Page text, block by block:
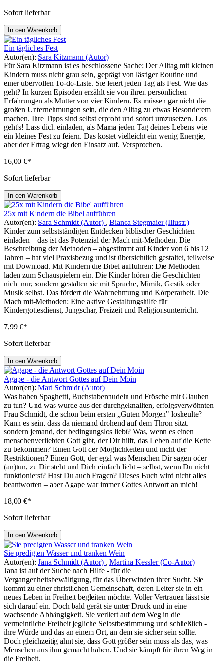
Sofort lieferbar
In den Warenkorb
Ein tägliches Fest
Autor(en): Sara Kitzmann (Autor)
Für Sara Kitzmann ist es beschlossene Sache: Der Alltag mit kleinen
Kindern muss nicht grau sein, geprägt von lästiger Routine und
einer übervollen To-do-Liste. Sie feiert jeden Tag als Fest. Wie das
geht? In kurzen Episoden erzählt sie von ihren persönlichen
Erfahrungen als Mutter von vier Kindern. Es müssen gar nicht die
großen Unternehmungen sein, die den Alltag zu etwas Besonderem
machen. Ihre Tipps sind selbst erprobt und sofort umzusetzen. Los
geht's! Lass dich einladen, als Mama jeden Tag deines Lebens wie
ein kleines Fest zu feiern. Das kostet vielleicht ein wenig Energie,
aber der Ertrag wiegt den Einsatz auf. Versprochen.
16,00 €*
Sofort lieferbar
In den Warenkorb
25x mit Kindern die Bibel aufführen
Autor(en): Sara Schmidt (Autor) , Bianca Stegmaier (Illustr.)
Kinder zum selbstständigen Entdecken biblischer Geschichten
einladen – das ist das Potenzial der Mach mit-Methoden. Die
Beschreibung der Methoden – abgestimmt auf Kinder von 6 bis 12
Jahren – hat viel Praxisbezug und ist übersichtlich gestaltet, teilweise
mit Download. Mit Kindern die Bibel aufführen: Die Methoden
laden zum Schauspielern ein. Die Kinder hören die Geschichten
nicht nur, sondern gestalten sie mit Sprache, Mimik, Gestik oder
Musik selbst. Das fördert die Wahrnehmung und Körperarbeit. Die
Mach mit-Methoden: Eine aktive Gestaltungshilfe für
Kindergottesdienst, Jungschar, Freizeit und Religionsunterricht.
7,99 €*
Sofort lieferbar
In den Warenkorb
Agape - die Antwort Gottes auf Dein Moin
Autor(en): Mari Schmidt (Autor)
Was haben Spaghetti, Buchstabennudeln und Frösche mit Glauben
zu tun? Und was wurde aus der durchgeknallten, erfolgsverwöhnten
Frau Schmidt, die schon beim ersten „Guten Morgen" losheulte?
Kann es sein, dass da niemand drohend auf dem Thron sitzt,
sondern jemand, der bedingungslos liebt? Was, wenn es einen
menschenverliebten Gott gibt, der Dir hilft, das Leben auf die Kette
zu bekommen? Einen Gott der Möglichkeiten und nicht der
Restriktionen? Einen Gott, der egal was Menschen Dir sagen oder
(an)tun, zu Dir steht und Dich einfach liebt – selbst, wenn Du nicht
funktionierst? Hast Du auch Fragen? Dieses Buch wird nicht alles
beantworten – aber Agape war immer Gottes Antwort an mich!
18,00 €*
Sofort lieferbar
In den Warenkorb
Sie predigten Wasser und tranken Wein
Autor(en): Jana Schmidt (Autor) , Martina Kessler (Co-Autor)
Jana ist auf der Suche nach Hilfe - für die
Vergangenheitsbewältigung, für das Überwinden ihrer Sucht. Sie
kommt zu einer christlichen Gemeinschaft, deren Leiter sie in ein
neues Leben in Freiheit begleiten möchte. Voller Vertrauen lässt sie
sich darauf ein. Doch bald gerät sie unter Druck und in eine
wachsende Abhängigkeit. Sie verliert auf dem Weg in die
vermeintliche Freiheit jegliche Selbstbestimmung und schließlich -
ihre Würde und das an einem Ort, an dem sie sicher sein sollte.
Doch gleichzeitig ahnt sie, dass Gott größer sein muss als das, was
Menschen aus ihm gemacht haben. Und sie kämpft für ihren Weg in
die Freiheit.